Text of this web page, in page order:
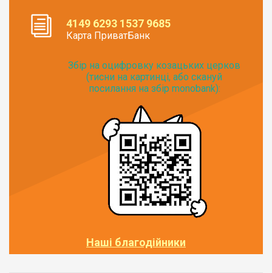
4149 6293 1537 9685
Карта ПриватБанк
Збір на оцифровку козацьких церков
(тисни на картинці, або скануй
посилання на збір monobank):
Наші благодійники